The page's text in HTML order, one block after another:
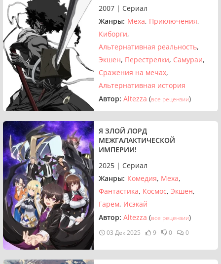
2007 | Сериал
Жанры: Меха Приключения
Киборги
Альтернативная реальность
Экшен Перестрелки Самураи
Сражения на мечах
Альтернативная история
Автор: Altezza (все рецензии)
10 Июн 14:29 5 1 3
Я ЗЛОЙ ЛОРД
МЕЖГАЛАКТИЧЕСКОЙ
ИМПЕРИИ!
2025 | Сериал
Жанры: Комедия Меха
Фантастика Космос Экшен
Гарем Исэкай
Автор: Altezza (все рецензии)
03 Дек 2025 9 0 0